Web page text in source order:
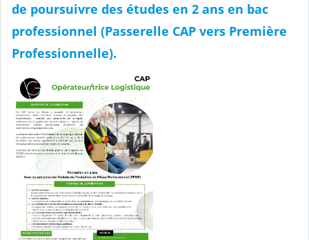
de poursuivre des études en 2 ans en bac
professionnel (Passerelle CAP vers Première
Professionnelle).